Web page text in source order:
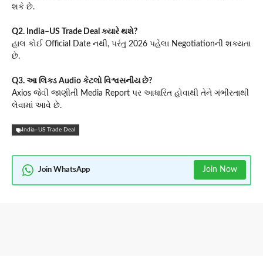
શકે છે.
Q2. India–US Trade Deal ક્યારે થશે?
હાલ કોઈ Official Date નથી, પરંતુ 2026 પહેલા Negotiationની શક્યતા
છે.
Q3. આ લિક્ડ Audio કેટલો વિશ્વસનીય છે?
Axios જેવી જાણીતી Media Report પર આધારિત હોવાથી તેને ગંભીરતાથી
લેવામાં આવે છે.
India–US Trade Deal
Join WhatsApp Join Now